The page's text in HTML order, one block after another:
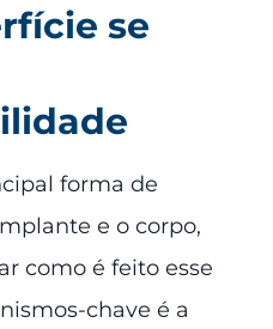
se
forma de
e o corpo,
como é feito esse
chave é a